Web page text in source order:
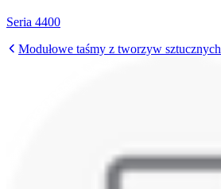
Seria 4400
Modułowe taśmy z tworzyw sztucznych